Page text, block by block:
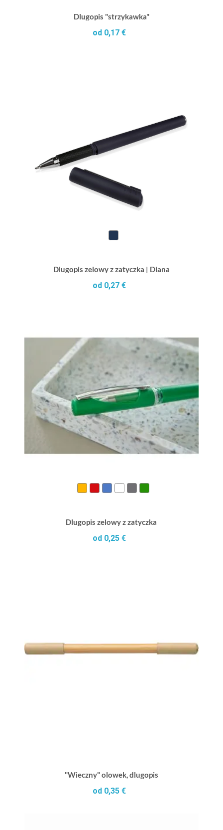
Dlugopis "strzykawka"
od 0,17 €
Dlugopis zelowy z zatyczka | Diana
od 0,27 €
Dlugopis zelowy z zatyczka
od 0,25 €
"Wieczny" olowek, dlugopis
od 0,35 €